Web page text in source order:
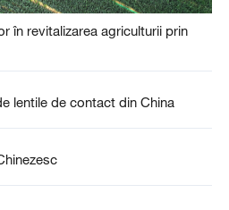
în revitalizarea agriculturii prin
lentile de contact din China